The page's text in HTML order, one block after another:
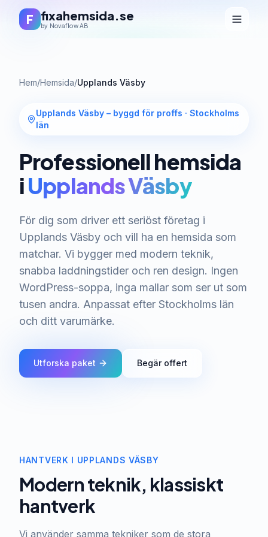
F fixahemsida.se
by Novaflow AB
Hem/Hemsida/Upplands Väsby
Upplands Väsby – byggd för proffs · Stockholms
län
Professionell hemsida
iUpplands Väsby
För dig som driver ett seriöst företag i
Upplands Väsby och vill ha en hemsida som
matchar. Vi bygger med modern teknik,
snabba laddningstider och ren design. Ingen
WordPress-soppa, inga mallar som ser ut som
tusen andra. Anpassat efter Stockholms län
och ditt varumärke.
Utforska paket Begär offert
HANTVERK I UPPLANDS VÄSBY
Modern teknik, klassiskt
hantverk
Vi använder samma tekniker som de stora